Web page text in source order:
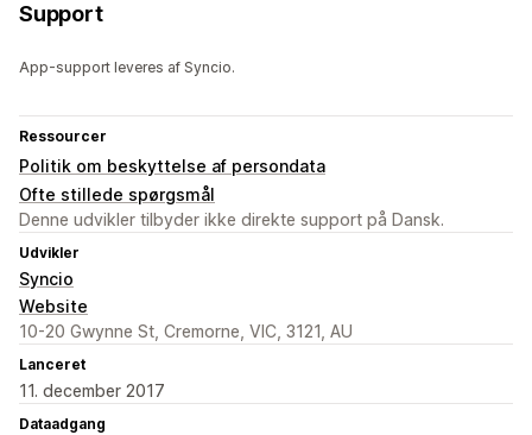
Support
App-support leveres af Syncio.
Ressourcer
Politik om beskyttelse af persondata
Ofte stillede spørgsmål
Denne udvikler tilbyder ikke direkte support på Dansk.
Udvikler
Syncio
Website
10-20 Gwynne St, Cremorne, VIC, 3121, AU
Lanceret
11. december 2017
Dataadgang